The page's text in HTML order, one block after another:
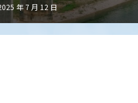
年 7 月 12 日